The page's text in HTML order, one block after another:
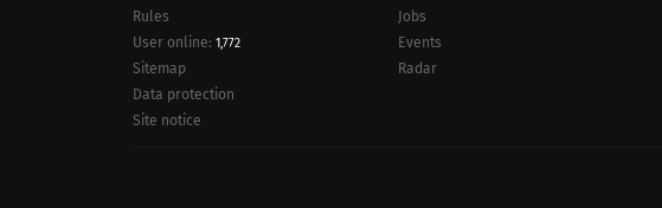
Rules
User online: 1,772
Sitemap
Data protection
Site notice
Jobs
Events
Radar